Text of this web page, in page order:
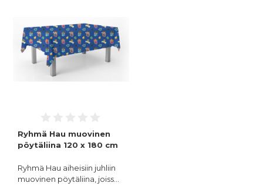
Ryhmä Hau muovinen
pöytäliina 120 x 180 cm
Ryhmä Hau aiheisiin juhliin
muovinen pöytäliina, joiss…